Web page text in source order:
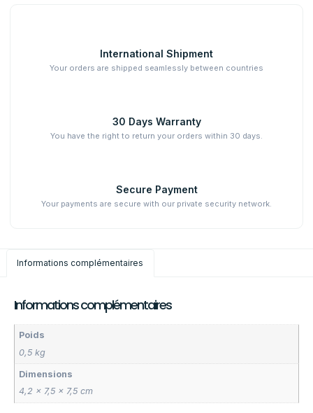
International Shipment
Your orders are shipped seamlessly between countries
30 Days Warranty
You have the right to return your orders within 30 days.
Secure Payment
Your payments are secure with our private security network.
Informations complémentaires
Informations complémentaires
Poids
0,5 kg
Dimensions
4,2 × 7,5 × 7,5 cm